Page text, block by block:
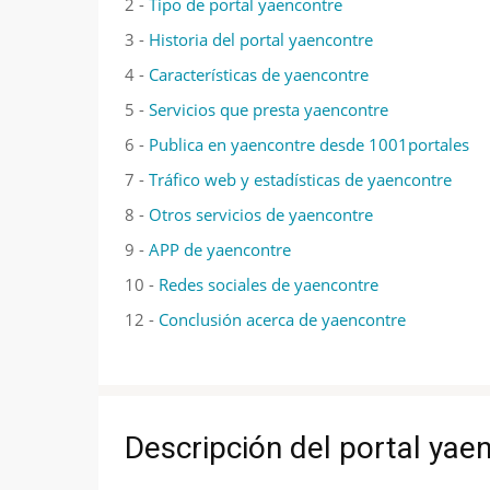
2 - Tipo de portal yaencontre
3 - Historia del portal yaencontre
4 - Características de yaencontre
5 - Servicios que presta yaencontre
6 - Publica en yaencontre desde 1001portales
7 - Tráfico web y estadísticas de yaencontre
8 - Otros servicios de yaencontre
9 - APP de yaencontre
10 - Redes sociales de yaencontre
12 - Conclusión acerca de yaencontre
Descripción del portal